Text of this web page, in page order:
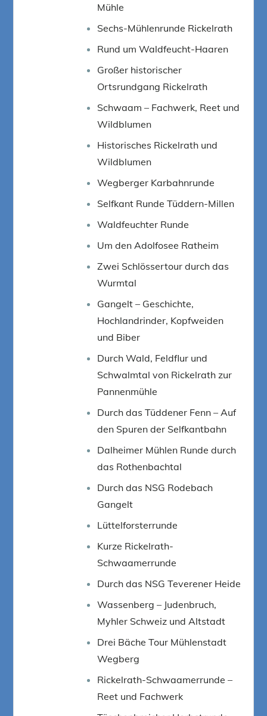
Mühle
Sechs-Mühlenrunde Rickelrath
Rund um Waldfeucht-Haaren
Großer historischer
Ortsrundgang Rickelrath
Schwaam – Fachwerk, Reet und
Wildblumen
Historisches Rickelrath und
Wildblumen
Wegberger Karbahnrunde
Selfkant Runde Tüddern-Millen
Waldfeuchter Runde
Um den Adolfosee Ratheim
Zwei Schlössertour durch das
Wurmtal
Gangelt – Geschichte,
Hochlandrinder, Kopfweiden
und Biber
Durch Wald, Feldflur und
Schwalmtal von Rickelrath zur
Pannenmühle
Durch das Tüddener Fenn – Auf
den Spuren der Selfkantbahn
Dalheimer Mühlen Runde durch
das Rothenbachtal
Durch das NSG Rodebach
Gangelt
Lüttelforsterrunde
Kurze Rickelrath-
Schwaamerrunde
Durch das NSG Teverener Heide
Wassenberg – Judenbruch,
Myhler Schweiz und Altstadt
Drei Bäche Tour Mühlenstadt
Wegberg
Rickelrath-Schwaamerrunde –
Reet und Fachwerk